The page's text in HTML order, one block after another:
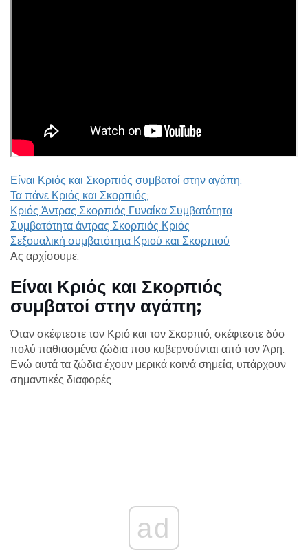
Είναι Κριός και Σκορπιός συμβατοί στην αγάπη;
Τα πάνε Κριός και Σκορπιός;
Κριός Άντρας Σκορπιός Γυναίκα Συμβατότητα
Συμβατότητα άντρας Σκορπιός Κριός
Σεξουαλική συμβατότητα Κριού και Σκορπιού
Ας αρχίσουμε.
Είναι Κριός και Σκορπιός
συμβατοί στην αγάπη;
Όταν σκέφτεστε τον Κριό και τον Σκορπιό, σκέφτεστε δύο
πολύ παθιασμένα ζώδια που κυβερνούνται από τον Άρη.
Ενώ αυτά τα ζώδια έχουν μερικά κοινά σημεία, υπάρχουν
σημαντικές διαφορές.
ad